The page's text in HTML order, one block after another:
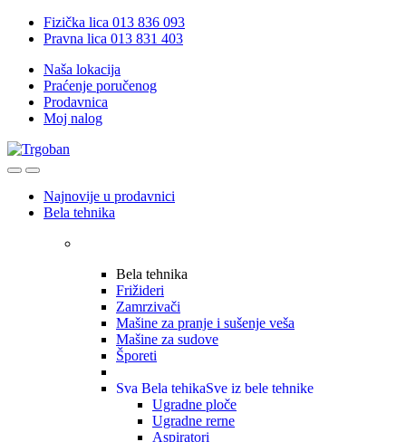
Skip
Skip
Fizička lica 013 836 093
Pravna lica 013 831 403
Naša lokacija
Praćenje poručenog
Prodavnica
Moj nalog
OpenClose
Najnovije u prodavnici
Bela tehnika
Bela tehnika
Frižideri
Zamrzivači
Mašine za pranje i sušenje veša
Mašine za sudove
Šporeti
Sva Bela tehikaSve iz bele tehnike
Ugradne ploče
Ugradne rerne
Aspiratori